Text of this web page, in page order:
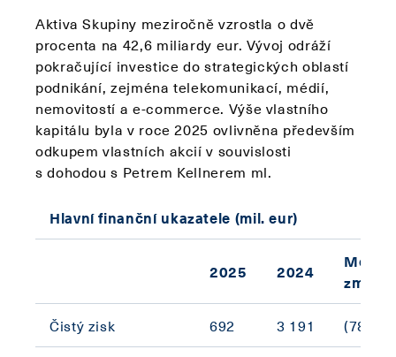
Aktiva Skupiny meziročně vzrostla o dvě
procenta na 42,6 miliardy eur. Vývoj odráží
pokračující investice do strategických oblastí
podnikání, zejména telekomunikací, médií,
nemovitostí a e-commerce. Výše vlastního
kapitálu byla v roce 2025 ovlivněna především
odkupem vlastních akcií v souvislosti
s dohodou s Petrem Kellnerem ml.
Hlavní finanční ukazatele (mil. eur)
2025 2024
změna
Čistý zisk 692 3 191 (78 %)